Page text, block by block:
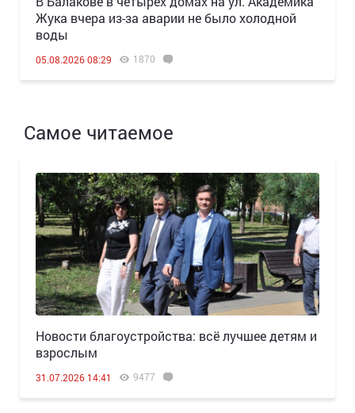
Жука вчера из-за аварии не было холодной
воды
05.08.2026 08:29 1870
Самое читаемое
Новости благоустройства: всё лучшее детям и
взрослым
31.07.2026 14:41 9477